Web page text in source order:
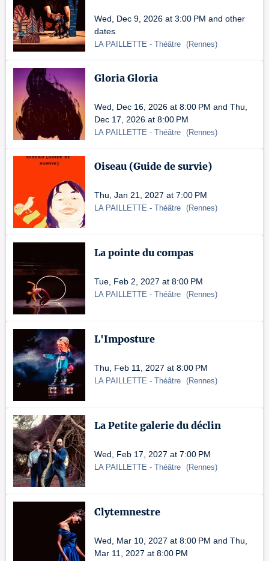
Wed, Dec 9, 2026 at 3:00 PM and other
dates
LA PAILLETTE - Théâtre (Rennes)
Gloria Gloria
Wed, Dec 16, 2026 at 8:00 PM and Thu,
Dec 17, 2026 at 8:00 PM
LA PAILLETTE - Théâtre (Rennes)
Oiseau (Guide de survie)
Thu, Jan 21, 2027 at 7:00 PM
LA PAILLETTE - Théâtre (Rennes)
La pointe du compas
Tue, Feb 2, 2027 at 8:00 PM
LA PAILLETTE - Théâtre (Rennes)
L'Imposture
Thu, Feb 11, 2027 at 8:00 PM
LA PAILLETTE - Théâtre (Rennes)
La Petite galerie du déclin
Wed, Feb 17, 2027 at 7:00 PM
LA PAILLETTE - Théâtre (Rennes)
Clytemnestre
Wed, Mar 10, 2027 at 8:00 PM and Thu,
Mar 11, 2027 at 8:00 PM